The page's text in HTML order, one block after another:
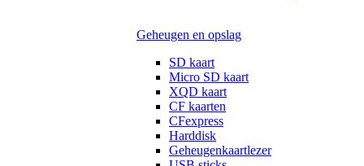
Geheugen en opslag
SD kaart
Micro SD kaart
XQD kaart
CF kaarten
CFexpress
Harddisk
Geheugenkaartlezer